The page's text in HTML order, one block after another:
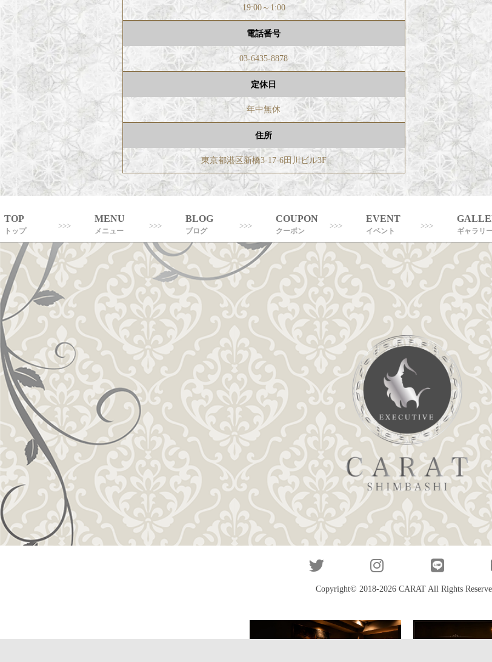
19:00～1:00
電話番号
03-6435-8878
定休日
年中無休
住所
東京都港区新橋3-17-6田川ビル3F
TOP
トップ
MENU
メニュー
BLOG
ブログ
COUPON
クーポン
EVENT
イベント ギャラリ
Copyright© 2018-2026 CARAT All Rights